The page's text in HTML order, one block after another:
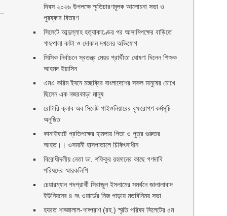
দিবস ২০২৬ উপলক্ষে স্মৃতিচারণমূলক আলোচনা সভা ও
পুরষ্কার বিতরণ ‎ ‎
সিলেটে আব্দুল্লাহ হত্যাকাণ্ডের পর আসামিপক্ষের বাড়িতে
গাছপালা কাটা ও দোকান দখলের অভিযোগ
সিসিক নির্বাচনে স্বতন্ত্র মেয়র প্রার্থীতা ঘোষণা দিলেন শিক্ষক
আহমদ ইয়াসিন
এমএ করিম ইবনে মচ্ছব্বির বাংলাদেশের সকল মানুষের চোখে
ছিলেন এক নজরকাড়া মানুষ ‎
রোটারি ক্লাব অব সিলেট পাইওনিয়ারের বৃক্ষরোপণ কর্মসূচি
অনুষ্ঠিত
কানাইঘাটে প্রতিপক্ষের হামলায় পিতা ও পুত্র গুরুতর
আহত।। ওসমানী হাসপাতালে চিকিৎসাধীন
বিরোধীদলীয় নেতা ডা. শফিকুর রহমানের কাছে গণদাবি
পরিষদের স্মারকলিপি ‎
চেয়ারম্যান পদপ্রার্থী সিরাজুল ইসলামের সমর্থনে জালালাবাদ
ইউনিয়নের ৪ নং ওয়ার্ডের নিজ পাড়ায় মতবিনিময় সভা
হযরত শাহ্জালাল-শাহ্পরাণ (রহ.) স্মৃতি পরিষদ সিলেটের ৫ম